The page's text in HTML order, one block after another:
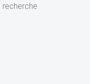
recherche